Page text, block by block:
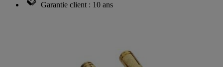
Garantie client : 10 ans